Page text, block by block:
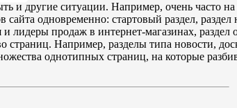
и другие ситуации. Например, очень часто на
одновременно: стартовый раздел, раздел
лидеры продаж в интернет-магазинах, раздел
Например, разделы типа новости,
однотипных страниц, на которые